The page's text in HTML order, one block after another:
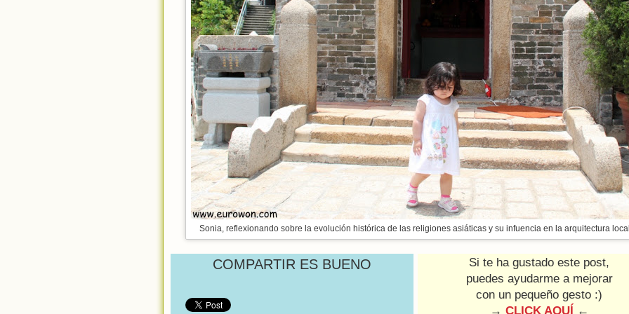
Sonia, reflexionando sobre la evolución histórica de las religiones asiáticas y su infuencia en la arquitectura
COMPARTIR ES BUENO
Si te ha gustado este post,
puedes ayudarme a mejorar
con un pequeño gesto :)
→ CLICK AQUÍ ←